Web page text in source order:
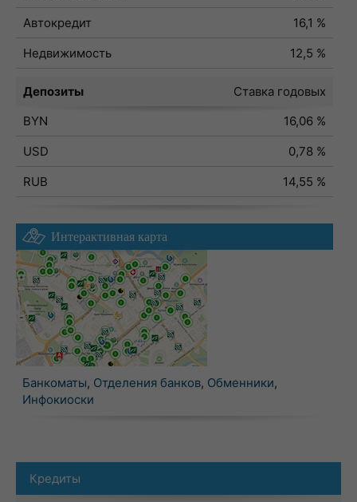
Автокредит
16,1 %
Недвижимость
12,5 %
Депозиты
Ставка годовых
BYN
16,06 %
USD
0,78 %
RUB
14,55 %
Интерактивная карта
Банкоматы, Отделения банков, Обменники,
Инфокиоски
Кредиты